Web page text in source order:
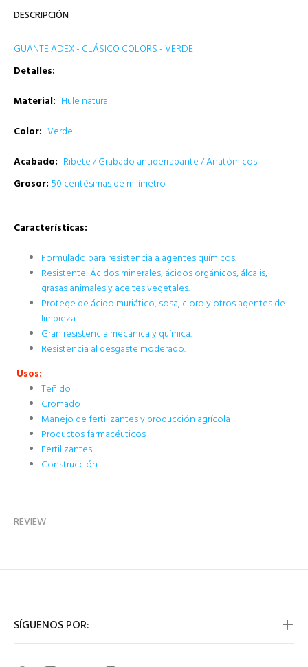
DESCRIPCIÓN
GUANTE ADEX - CLÁSICO COLORS - VERDE
Detalles:
Material: Hule natural
Color: Verde
Acabado: Ribete / Grabado antiderrapante / Anatómicos
Grosor: 50 centésimas de milímetro
Características:
Formulado para resistencia a agentes químicos.
Resistente: Ácidos minerales, ácidos orgánicos, álcalis,
grasas animales y aceites vegetales.
Protege de ácido muriático, sosa, cloro y otros agentes de
limpieza.
Gran resistencia mecánica y química.
Resistencia al desgaste moderado.
Usos:
Teñido
Cromado
Manejo de fertilizantes y producción agrícola
Productos farmacéuticos
Fertilizantes
Construcción
REVIEW
SÍGUENOS POR: